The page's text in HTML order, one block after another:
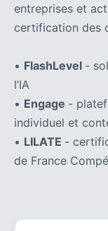
entreprises et
certification des
• FlashLevel -
l’IA
• Engage -
individuel et
• LILATE -
de France